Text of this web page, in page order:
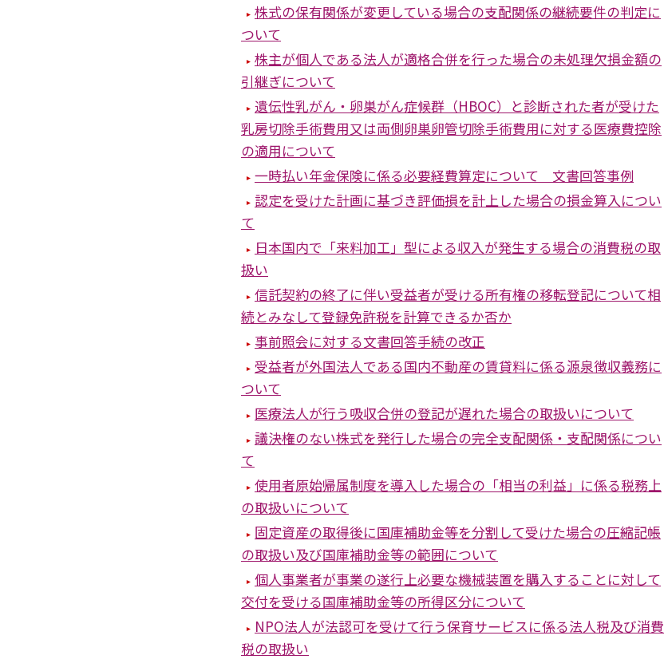
株式の保有関係が変更している場合の支配関係の継続要件の判定に
ついて
株主が個人である法人が適格合併を行った場合の未処理欠損金額の
引継ぎについて
遺伝性乳がん・卵巣がん症候群（HBOC）と診断された者が受けた
乳房切除手術費用又は両側卵巣卵管切除手術費用に対する医療費控除
の適用について
一時払い年金保険に係る必要経費算定について 文書回答事例
認定を受けた計画に基づき評価損を計上した場合の損金算入につい
て
日本国内で「来料加工」型による収入が発生する場合の消費税の取
扱い
信託契約の終了に伴い受益者が受ける所有権の移転登記について相
続とみなして登録免許税を計算できるか否か
事前照会に対する文書回答手続の改正
受益者が外国法人である国内不動産の賃貸料に係る源泉徴収義務に
ついて
医療法人が行う吸収合併の登記が遅れた場合の取扱いについて
議決権のない株式を発行した場合の完全支配関係・支配関係につい
て
使用者原始帰属制度を導入した場合の「相当の利益」に係る税務上
の取扱いについて
固定資産の取得後に国庫補助金等を分割して受けた場合の圧縮記帳
の取扱い及び国庫補助金等の範囲について
個人事業者が事業の遂行上必要な機械装置を購入することに対して
交付を受ける国庫補助金等の所得区分について
NPO法人が法認可を受けて行う保育サービスに係る法人税及び消費
税の取扱い